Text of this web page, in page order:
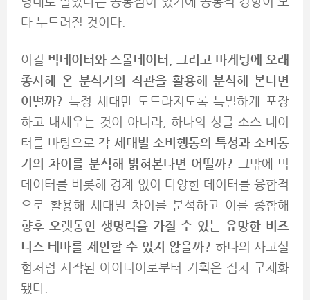
다 두드러질 것이다.
이걸 빅데이터와 스몰데이터, 그리고 마케팅에 오래
종사해 온 분석가의 직관을 활용해 분석해 본다면
어떨까? 특정 세대만 도드라지도록 특별하게 포장
하고 내세우는 것이 아니라, 하나의 싱글 소스 데이
터를 바탕으로 각 세대별 소비행동의 특성과 소비동
기의 차이를 분석해 밝혀본다면 어떨까? 그밖에 빅
데이터를 비롯해 경계 없이 다양한 데이터를 융합적
으로 활용해 세대별 차이를 분석하고 이를 종합해
향후 오랫동안 생명력을 가질 수 있는 유망한 비즈
니스 테마를 제안할 수 있지 않을까? 하나의 사고실
험처럼 시작된 아이디어로부터 기획은 점차 구체화
됐다.